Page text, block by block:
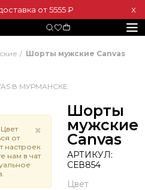
от 5555 ₽ Х
Шорты мужские Canvas
×
Цвет
от
настроек
нам в чат
Шорты
мужские
Canvas
АРТИКУЛ:
СЕВ854
Цвет